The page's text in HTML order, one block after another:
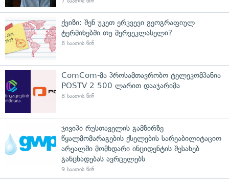
ქვიზი: შენ უკეთ ერკვევი გეოგრაფიულ
ტერმინებში თუ მერვეკლასელი?
8 საათის წინ
ComCom-მა პროსამთავრობო ტელეკომპანია
POSTV 2 500 ლარით დააჯარიმა
8 საათის წინ
ჯივიპი რუსთაველის გამზირზე
წყალმომარაგების ქსელების სარეაბილიტაციო
არეალში მომხდარი ინციდენტის შესახებ
განცხადებას ავრცელებს
9 საათის წინ